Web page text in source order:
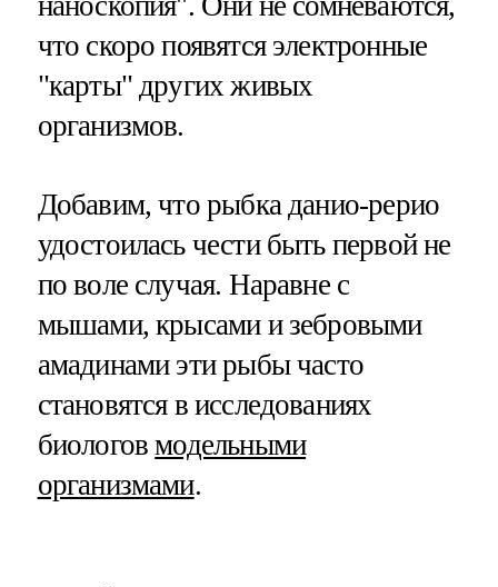
что скоро появятся электронные
"карты" других живых
организмов.
Добавим, что рыбка данио-рерио
удостоилась чести быть первой не
по воле случая. Наравне с
мышами, крысами и зебровыми
амадинами эти рыбы часто
становятся в исследованиях
биологовмодельными
организмами.